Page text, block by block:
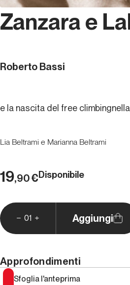
Zanzara e
Roberto Bassi
e la nascita del free
Lia Beltrami e Marianna Beltrami
19,90€Disponibile
01 Aggiungi
Approfondimenti
Sfoglia l'anteprima